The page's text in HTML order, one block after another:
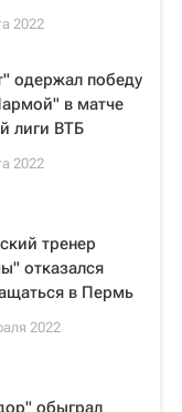
2022
одержал победу
в матче
лиги ВТБ
2022
тренер
отказался
в Пермь
2022
обыграл